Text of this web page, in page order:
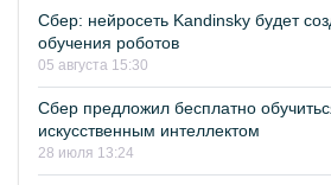
Сбер: нейросеть Kandinsky будет
обучения роботов
05 августа 15:30
Сбер предложил бесплатно
искусственным интеллектом
28 июля 13:24